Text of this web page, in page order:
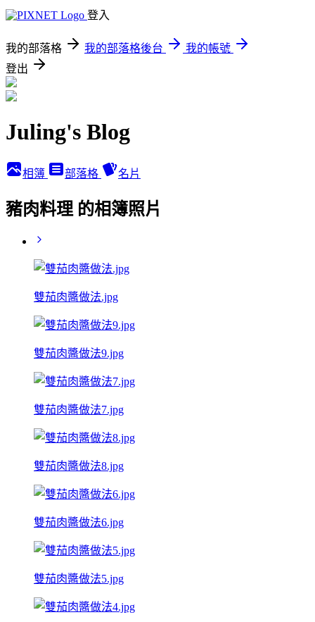
登入
我的部落格 我的部落格後台
我的帳號
登出
Juling's Blog
相簿 部落格 名片
豬肉料理 的相簿照片
雙茄肉醬做法.jpg
雙茄肉醬做法9.jpg
雙茄肉醬做法7.jpg
雙茄肉醬做法8.jpg
雙茄肉醬做法6.jpg
雙茄肉醬做法5.jpg